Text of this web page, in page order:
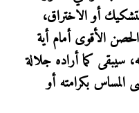
أو الاختراق،
الأقوى أمام أية
سيبقى كما أراده جلالة
المساس بكرامته أو